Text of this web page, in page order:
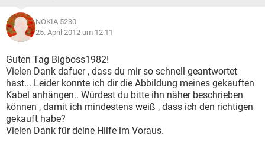
NOKIA 5230
25. April 2012 um 12:11
Guten Tag Bigboss1982!
Vielen Dank dafuer , dass du mir so schnell geantwortet
hast... Leider konnte ich dir die Abbildung meines gekauften
Kabel anhängen.. Würdest du bitte ihn näher beschrieben
können , damit ich mindestens weiß , dass ich den richtigen
gekauft habe?
Vielen Dank für deine Hilfe im Voraus.